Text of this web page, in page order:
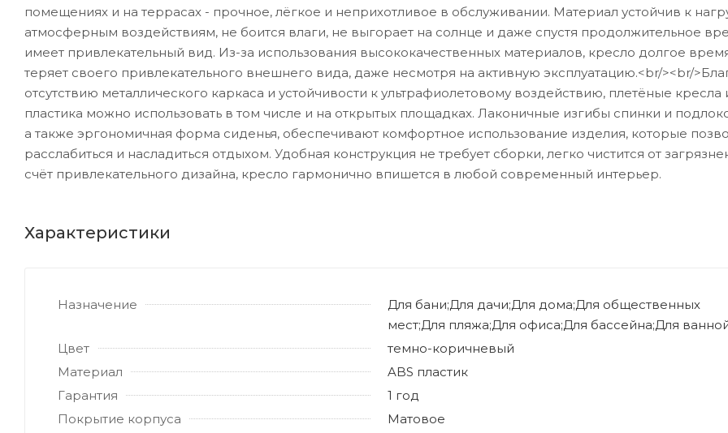
помещениях и на террасах - прочное, лёгкое и неприхотливое в обслуживании. Материал устойчив к
атмосферным воздействиям, не боится влаги, не выгорает на солнце и даже спустя продолжительное
имеет привлекательный вид. Из-за использования высококачественных материалов, кресло долгое
теряет своего привлекательного внешнего вида, даже несмотря на активную эксплуатацию.<br/><br/
отсутствию металлического каркаса и устойчивости к ультрафиолетовому воздействию, плетёные кресла
пластика можно использовать в том числе и на открытых площадках. Лаконичные изгибы спинки и
а также эргономичная форма сиденья, обеспечивают комфортное использование изделия, которые
расслабиться и насладиться отдыхом. Удобная конструкция не требует сборки, легко чистится от
счёт привлекательного дизайна, кресло гармонично впишется в любой современный интерьер.
Характеристики
Назначение
Для бани;Для дачи;Для дома;Для общественных
мест;Для пляжа;Для офиса;Для бассейна;Для
Цвет
темно-коричневый
Материал
ABS пластик
Гарантия
1 год
Покрытие корпуса
Матовое